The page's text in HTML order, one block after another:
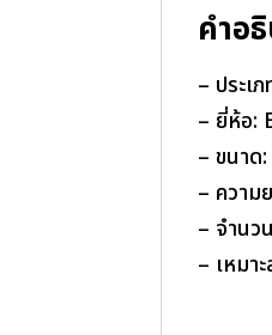
ขนาดคำอ
– ประเ
– ยี่ห้อ:
– ขนาด
– ความ
– จำนว
– เหมา